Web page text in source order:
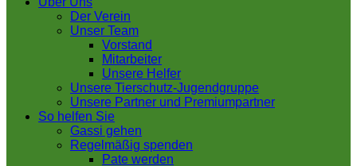
Der Verein
Unser Team
Vorstand
Mitarbeiter
Unsere Helfer
Unsere Tierschutz-Jugendgruppe
Unsere Partner und Premiumpartner
So helfen Sie
Gassi gehen
Regelmäßig spenden
Pate werden